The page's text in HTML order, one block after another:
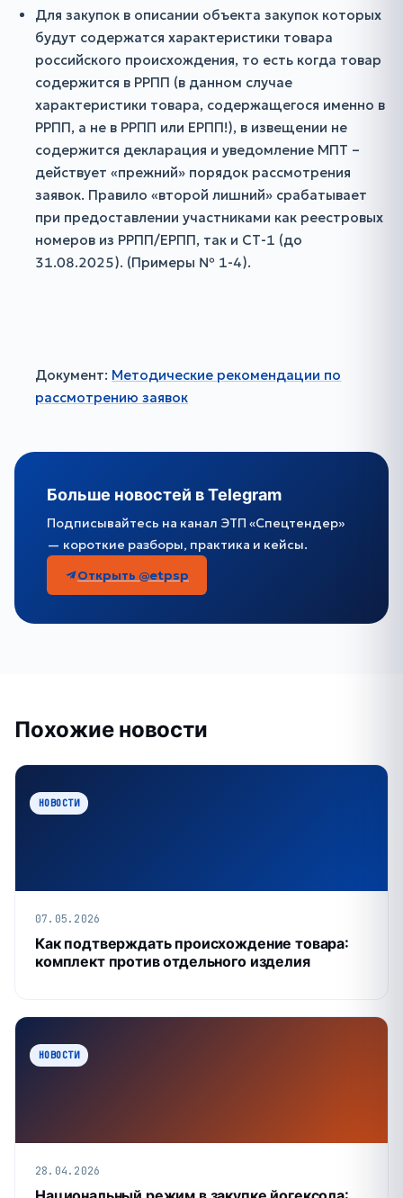
Для закупок в описании объекта закупок которых
будут содержатся характеристики товара
российского происхождения, то есть когда товар
содержится в РРПП (в данном случае
характеристики товара, содержащегося именно в
РРПП, а не в РРПП или ЕРПП!), в извещении не
содержится декларация и уведомление МПТ –
действует «прежний» порядок рассмотрения
заявок. Правило «второй лишний» срабатывает
при предоставлении участниками как реестровых
номеров из РРПП/ЕРПП, так и СТ-1 (до
31.08.2025). (Примеры № 1-4).
Документ: Методические рекомендации по
рассмотрению заявок
Больше новостей в Telegram
Подписывайтесь на канал ЭТП «Спецтендер»
— короткие разборы, практика и кейсы.
Открыть @etpsp
Похожие новости
НОВОСТИ
07.05.2026
Как подтверждать происхождение товара:
комплект против отдельного изделия
НОВОСТИ
28.04.2026